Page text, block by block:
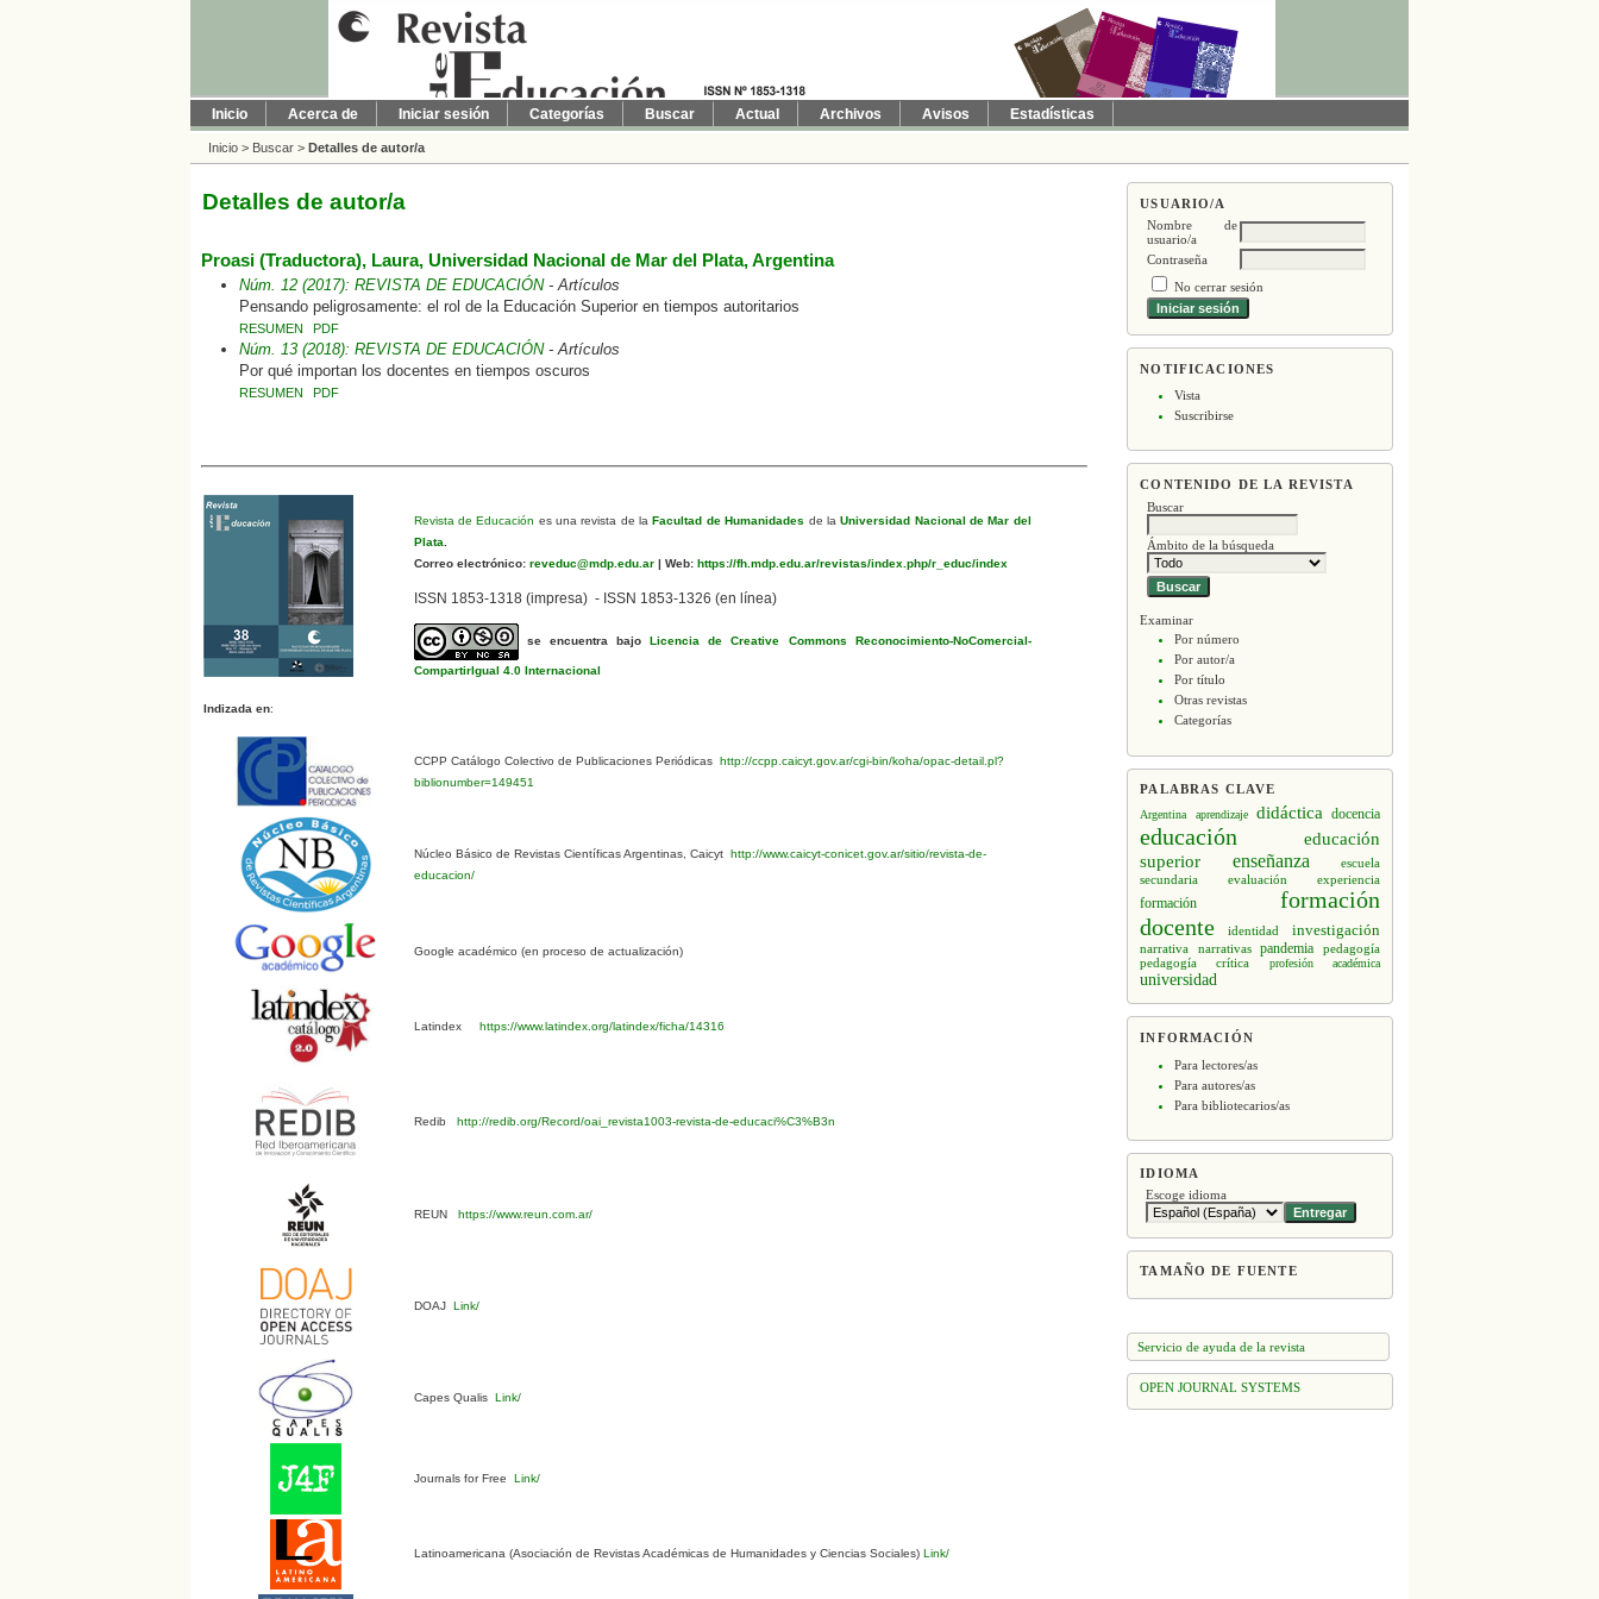
USUARIO/A
Nombre de
usuario/a
Contraseña
No cerrar sesión
NOTIFICACIONES
Vista
Suscribirse
CONTENIDO DE LA REVISTA
Buscar
Ámbito de la búsqueda
Examinar
Por número
Por autor/a
Por título
Otras revistas
Categorías
PALABRAS CLAVE
Argentina aprendizaje didáctica docencia
educación
educación
superior
enseñanza
escuela
secundaria
evaluación
experiencia
formación
formación
docente
identidad investigación
narrativa narrativas pandemia
pedagogía
pedagogía crítica
profesión académica
universidad
INFORMACIÓN
Para lectores/as
Para autores/as
Para bibliotecarios/as
IDIOMA
Escoge idioma
TAMAÑO DE FUENTE
Servicio de ayuda de la revista
OPEN JOURNAL SYSTEMS
Inicio Acerca de Iniciar sesión Categorías Buscar Actual Archivos Avisos Estadísticas
Inicio > Buscar > Detalles de autor/a
Detalles de autor/a
Proasi (Traductora), Laura, Universidad Nacional de Mar del Plata, Argentina
Núm. 12 (2017): REVISTA DE EDUCACIÓN- Artículos
Pensando peligrosamente: el rol de la Educación Superior en tiempos autoritarios
RESUMEN PDF
Núm. 13 (2018): REVISTA DE EDUCACIÓN- Artículos
Por qué importan los docentes en tiempos oscuros
RESUMEN PDF
Revista de Educación es una revista de la Facultad de Humanidades de la Universidad Nacional de Mar del
Plata
Correo electrónico:reveduc@mdp.edu.ar| Web:https://fh.mdp.edu.ar/revistas/index.php/r_educ/index
ISSN 1853-1318 (impresa) - ISSN 1853-1326 (en línea)
se encuentra bajoLicencia de Creative Commons Reconocimiento-NoComercial-
CompartirIgual 4.0 Internacional
Indizada en:
CCPP Catálogo Colectivo de Publicaciones Periódicas http://ccpp.caicyt.gov.ar/cgi-bin/koha/opac-detail.pl?
biblionumber=149451
Núcleo Básico de Revistas Científicas Argentinas, Caicyt http://www.caicyt-conicet.gov.ar/sitio/revista-de-
educacion/
Google académico (en proceso de actualización)
Latindex https://www.latindex.org/latindex/ficha/14316
Redib http://redib.org/Record/oai_revista1003-revista-de-educaci%C3%B3n
REUN https://www.reun.com.ar/
DOAJ Link/
Capes Qualis Link/
Journals for Free Link/
Latinoamericana (Asociación de Revistas Académicas de Humanidades y Ciencias Sociales)Link/